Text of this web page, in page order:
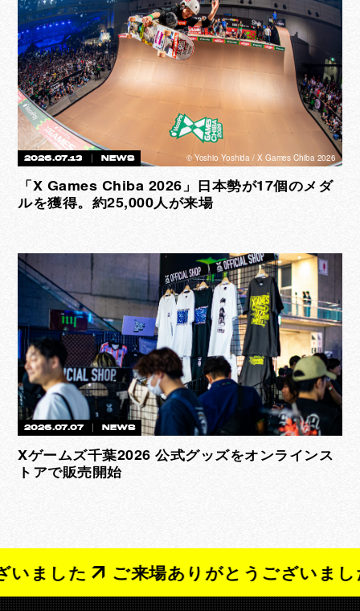
2026.07.13 NEWS ©︎ Yoshio Yoshida / X Games Chiba 2026
「X Games Chiba 2026」日本勢が17個のメダ
ルを獲得。約25,000人が来場
2026.07.07 NEWS
Xゲームズ千葉2026 公式グッズをオンラインス
トアで販売開始
ました ご来場ありがとうございました